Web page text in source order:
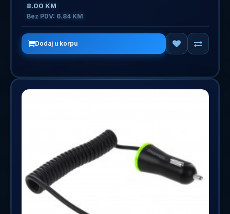
8.00 KM
Bez PDV: 6.84 KM
Dodaj u korpu